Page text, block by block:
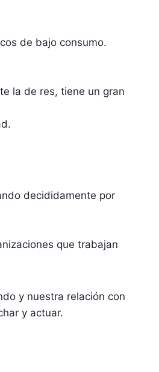
de bajo consumo.
la de res, tiene un gran
decididamente por
que trabajan
y nuestra relación con
y actuar.